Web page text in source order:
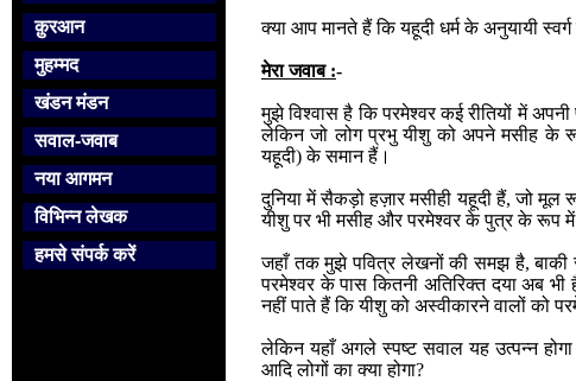
क़ुरआन
मुहम्मद
खंडन मंडन
सवाल-जवाब
नया आगमन
विभिन्न लेखक
हमसे संपर्क करें
क्या आप मानते हैं कि यहूदी धर्म के अनुयायी
मेरा जवाब :-
मुझे विश्वास है कि परमेश्वर कई रीतियों में
लेकिन जो लोग प्रभु यीशु को अपने मसीह के
यहूदी) के समान हैं।
दुनिया में सैकड़ो हज़ार मसीही यहूदी हैं, जो मूल
यीशु पर भी मसीह और परमेश्वर के पुत्र के रूप में
जहाँ तक मुझे पवित्र लेखनों की समझ है, बाकी
परमेश्वर के पास कितनी अतिरिक्त दया अब भी
नहीं पाते हैं कि यीशु को अस्वीकारने वालों को
लेकिन यहाँ अगले स्पष्ट सवाल यह उत्पन्न
आदि लोगों का क्या होगा?